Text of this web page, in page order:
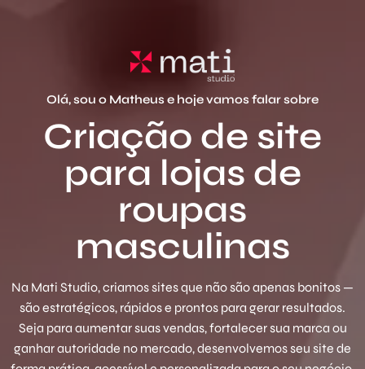
Olá, sou o Matheus e hoje vamos falar sobre
Criação de site
para lojas de
roupas
masculinas
Na Mati Studio, criamos sites que não são apenas bonitos —
são estratégicos, rápidos e prontos para gerar resultados.
Seja para aumentar suas vendas, fortalecer sua marca ou
ganhar autoridade no mercado, desenvolvemos seu site de